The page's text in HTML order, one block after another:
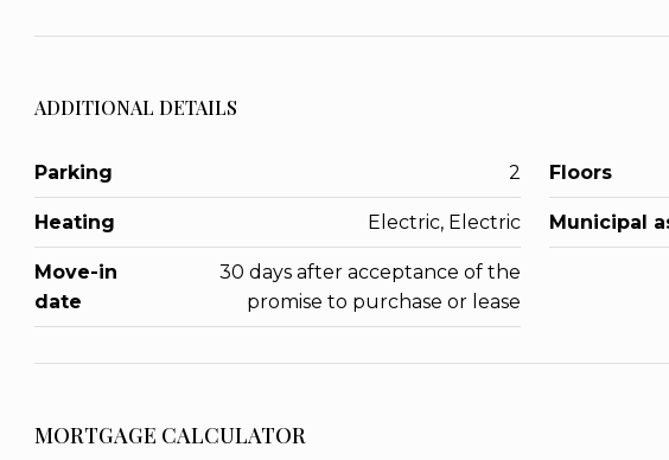
ADDITIONAL DETAILS
Parking 2 Floors
Heating Electric, Electric Municipal
Move-in
date
30 days after acceptance of the
promise to purchase or lease
MORTGAGE CALCULATOR